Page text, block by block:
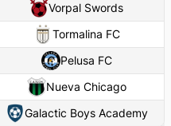
Vorpal Swords
Tormalina FC
Pelusa FC
Nueva Chicago
Galactic Boys Academy